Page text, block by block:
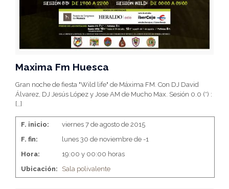
Maxima Fm Huesca
Gran noche de fiesta "Wild life" de Máxima FM. Con DJ David
Álvarez, DJ Jesús López y Jose AM de Mucho Max. Sesión 0.0 (*) :
[…]
F. inicio:
viernes 7 de agosto de 2015
F. fin:
lunes 30 de noviembre de -1
Hora:
19:00 y 00:00 horas
Ubicación:
Sala polivalente